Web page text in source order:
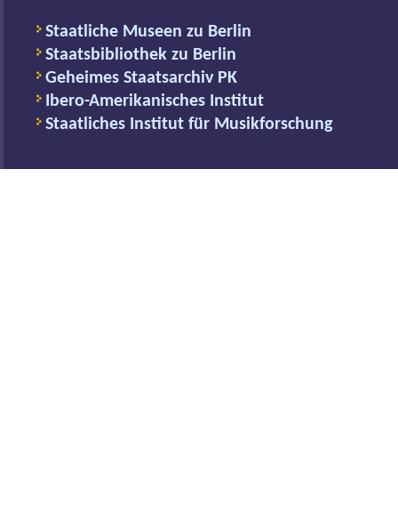
Staatliche Museen zu Berlin
Staatsbibliothek zu Berlin
Geheimes Staatsarchiv PK
Ibero-Amerikanisches Institut
Staatliches Institut für Musikforschung